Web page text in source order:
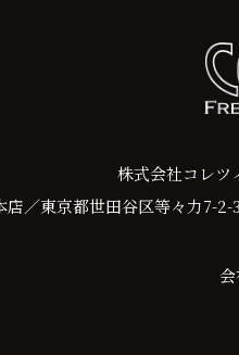
株式会社コレ
店／東京都世田谷区等々力7-2-